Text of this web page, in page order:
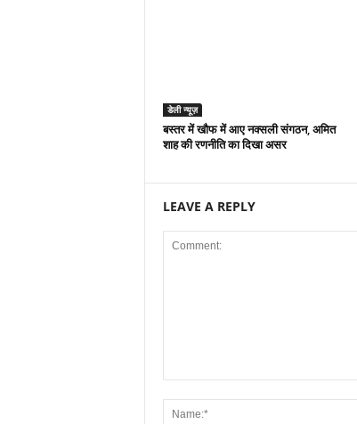
डेली न्यूज़
बस्तर में खौफ में आए नक्सली संगठन, अमित
शाह की रणनीति का दिखा असर
LEAVE A REPLY